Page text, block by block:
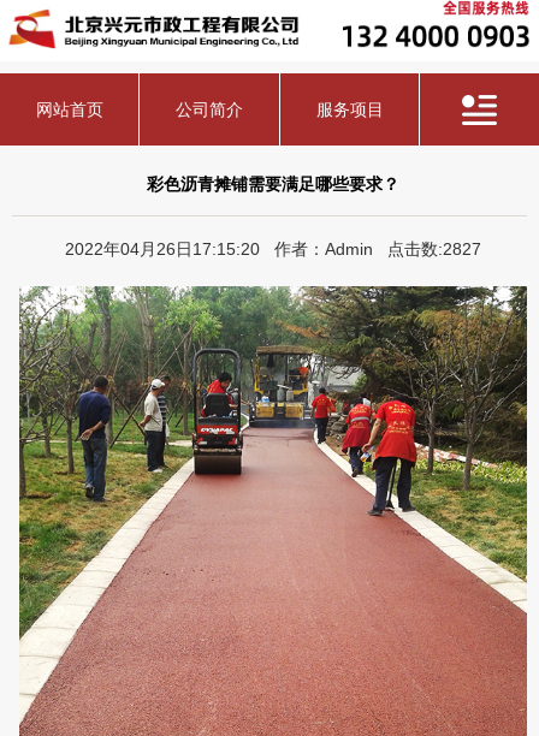
网站首页 公司简介 服务项目
彩色沥青摊铺需要满足哪些要求？
2022年04月26日17:15:20 作者：Admin 点击数:2827